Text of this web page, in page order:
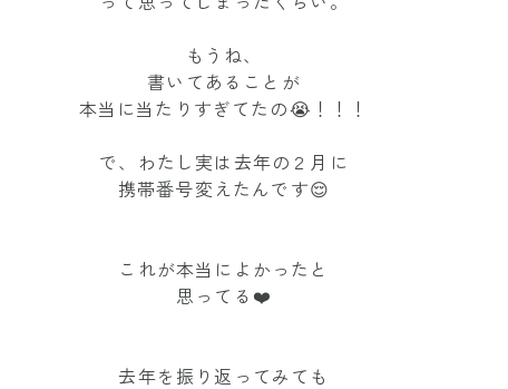
もうね、
書いてあることが
本当に当たりすぎてたの😭！！！
で、わたし実は去年の２月に
携帯番号変えたんです😌
これが本当によかったと
思ってる❤️
去年を振り返ってみても